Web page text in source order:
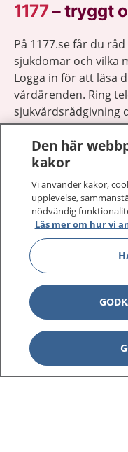
1177–tryggt
På 1177.se får du
sjukdomar och vilka
Logga in för att läsa
vårdärenden. Ring
sjukvårdsrådgivning
1177 ger dig råd när
1177 på flera språk
Om 1177
Kontakt
Behandling av
Den här
kakor
Vi använder kakor,
upplevelse,
nödvändig
Läs mer om hur vi